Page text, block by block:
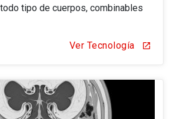
tipo de cuerpos, combinables
Ver Tecnología open_in_new